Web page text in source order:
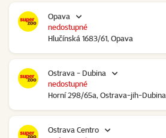
Opava
Hlučínská 1683/61, Opava
nedostupné
Ostrava - Dubina
Horní 298/65a, Ostrava-jih-Dubina
nedostupné
Ostrava Centro